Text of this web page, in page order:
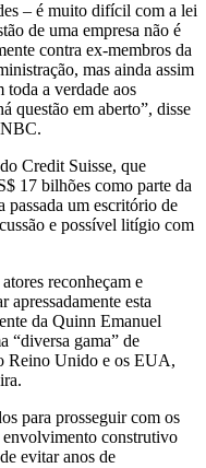
– é muito difícil com a lei
de uma empresa não é
contra ex-membros da
mas ainda assim
toda a verdade aos
questão em aberto”, disse
Credit Suisse, que
17 bilhões como parte da
passada um escritório de
e possível litígio com
reconheçam e
apressadamente esta
da Quinn Emanuel
“diversa gama” de
Reino Unido e os EUA,
para prosseguir com os
envolvimento construtivo
evitar anos de